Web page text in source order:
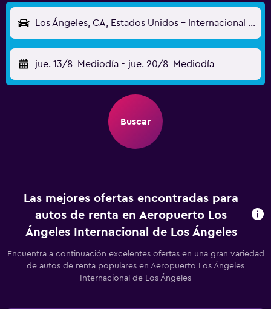
Los Ángeles, CA, Estados Unidos - Internacional de Los Ángeles (LAX)
jue. 13/8 Mediodía - jue. 20/8 Mediodía
Buscar
Las mejores ofertas encontradas para
autos de renta en Aeropuerto Los
Ángeles Internacional de Los Ángeles
Encuentra a continuación excelentes ofertas en una gran variedad
de autos de renta populares en Aeropuerto Los Ángeles
Internacional de Los Ángeles